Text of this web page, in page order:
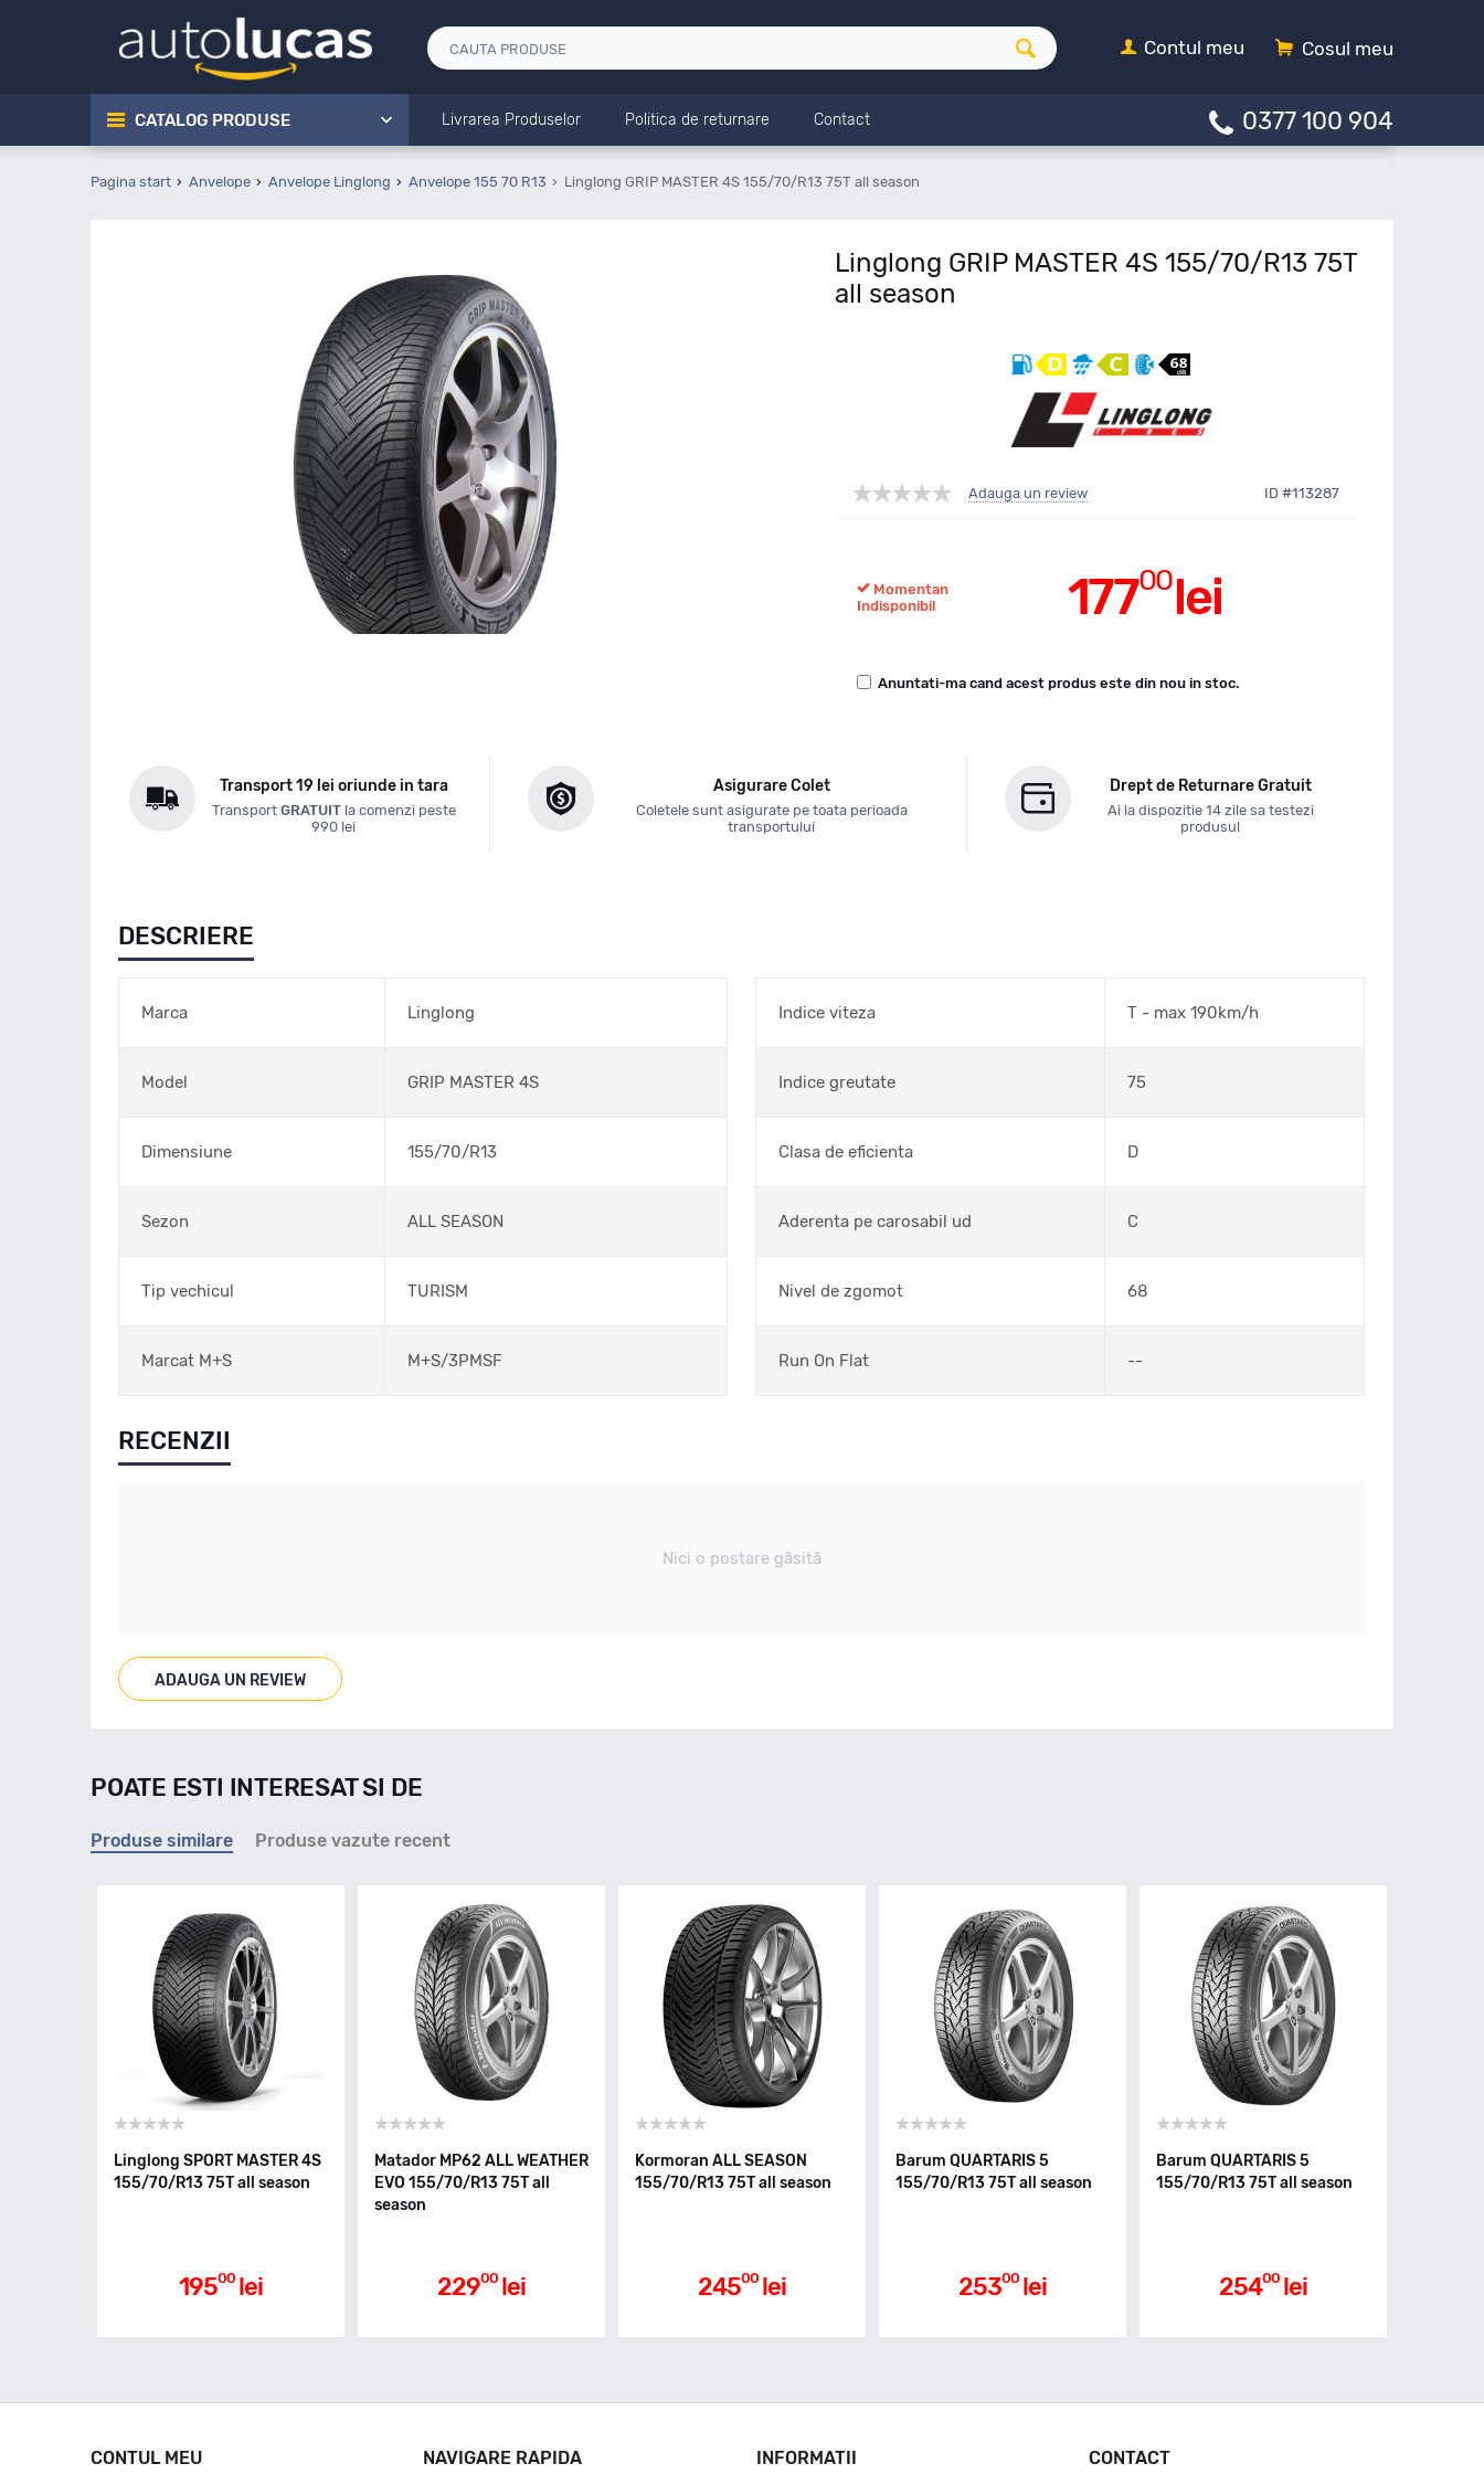
Cosul meu
Contul meu
CATALOG PRODUSE Livrarea Produselor Politica de returnare Contact 0377 100 904
Pagina start Anvelope Anvelope Linglong Anvelope 155 70 R13 Linglong GRIP MASTER 4S 155/70/R13 75T all season
Linglong GRIP MASTER 4S 155/70/R13 75T
all season
Adauga un review ID #113287
17700lei
Momentan
Indisponibil
Anuntati-ma cand acest produs este din nou in stoc.
Transport 19 lei oriunde in tara
Transport GRATUITla comenzi peste
990 lei
Asigurare Colet
Coletele sunt asigurate pe toata perioada
transportului
Drept de Returnare Gratuit
Ai la dispozitie 14 zile sa testezi
produsul
DESCRIERE
Marca Linglong
Model GRIP MASTER 4S
Dimensiune 155/70/R13
Sezon ALL SEASON
Tip vechicul TURISM
Marcat M+S M+S/3PMSF
Indice viteza T - max 190km/h
Indice greutate 75
Clasa de eficienta D
Aderenta pe carosabil ud C
Nivel de zgomot 68
Run On Flat --
RECENZII
Nici o postare găsită
ADAUGA UN REVIEW
POATE ESTI INTERESAT SI DE
Produse similare Produse vazute recent
Linglong SPORT MASTER 4S
155/70/R13 75T all season
19500 lei
Matador MP62 ALL WEATHER
EVO 155/70/R13 75T all
season
22900 lei
Kormoran ALL SEASON
155/70/R13 75T all season
24500 lei
Barum QUARTARIS 5
155/70/R13 75T all season
25300 lei
Barum QUARTARIS 5
155/70/R13 75T all season
25400 lei
CONTUL MEU NAVIGARE RAPIDA INFORMATII CONTACT